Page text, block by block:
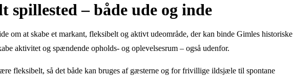
spillested – både ude og inde
om at skabe et markant, fleksibelt og aktivt udeområde, der kan binde Gimles historiske
aktivitet og spændende opholds- og oplevelsesrum – også udenfor.
fleksibelt, så det både kan bruges af gæsterne og for frivillige ildsjæle til spontane